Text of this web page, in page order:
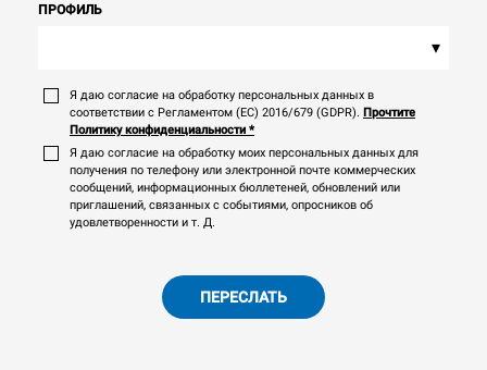
ПРОФИЛЬ
▾
Я даю согласие на обработку персональных данных в
соответствии с Регламентом (ЕС) 2016/679 (GDPR). Прочтите
Политику конфиденциальности *
Я даю согласие на обработку моих персональных данных для
получения по телефону или электронной почте коммерческих
сообщений, информационных бюллетеней, обновлений или
приглашений, связанных с событиями, опросников об
удовлетворенности и т. Д.
ПЕРЕСЛАТЬ